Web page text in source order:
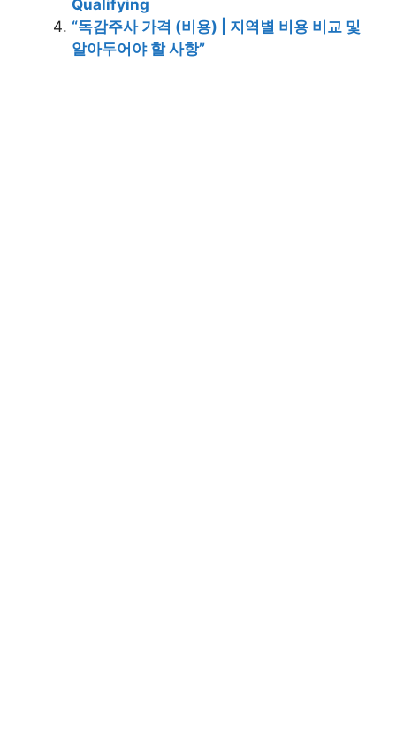
Qualifying
“독감주사 가격 (비용) | 지역별 비용 비교 및
알아두어야 할 사항”